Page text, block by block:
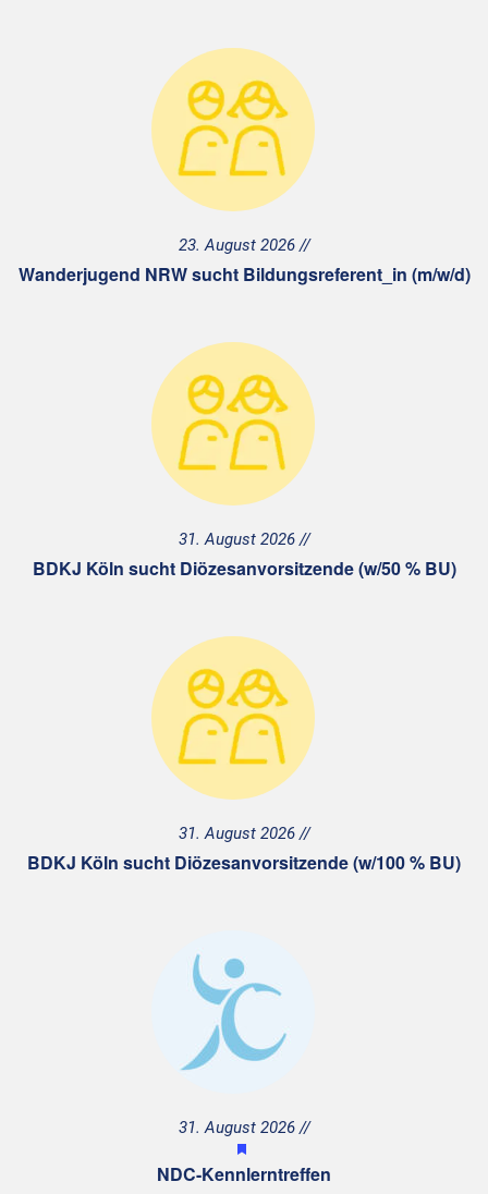
23. August 2026
Wanderjugend NRW sucht Bildungsreferent_in (m/w/d)
31. August 2026
BDKJ Köln sucht Diözesanvorsitzende (w/50 % BU)
31. August 2026
BDKJ Köln sucht Diözesanvorsitzende (w/100 % BU)
31. August 2026
e
r
NDC-Kennlerntreffen